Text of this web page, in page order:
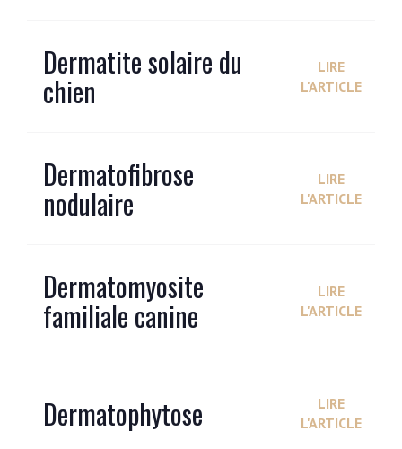
Dermatite solaire du
chien
LIRE
L'ARTICLE
Dermatofibrose
nodulaire
LIRE
L'ARTICLE
Dermatomyosite
familiale canine
LIRE
L'ARTICLE
Dermatophytose
LIRE
L'ARTICLE